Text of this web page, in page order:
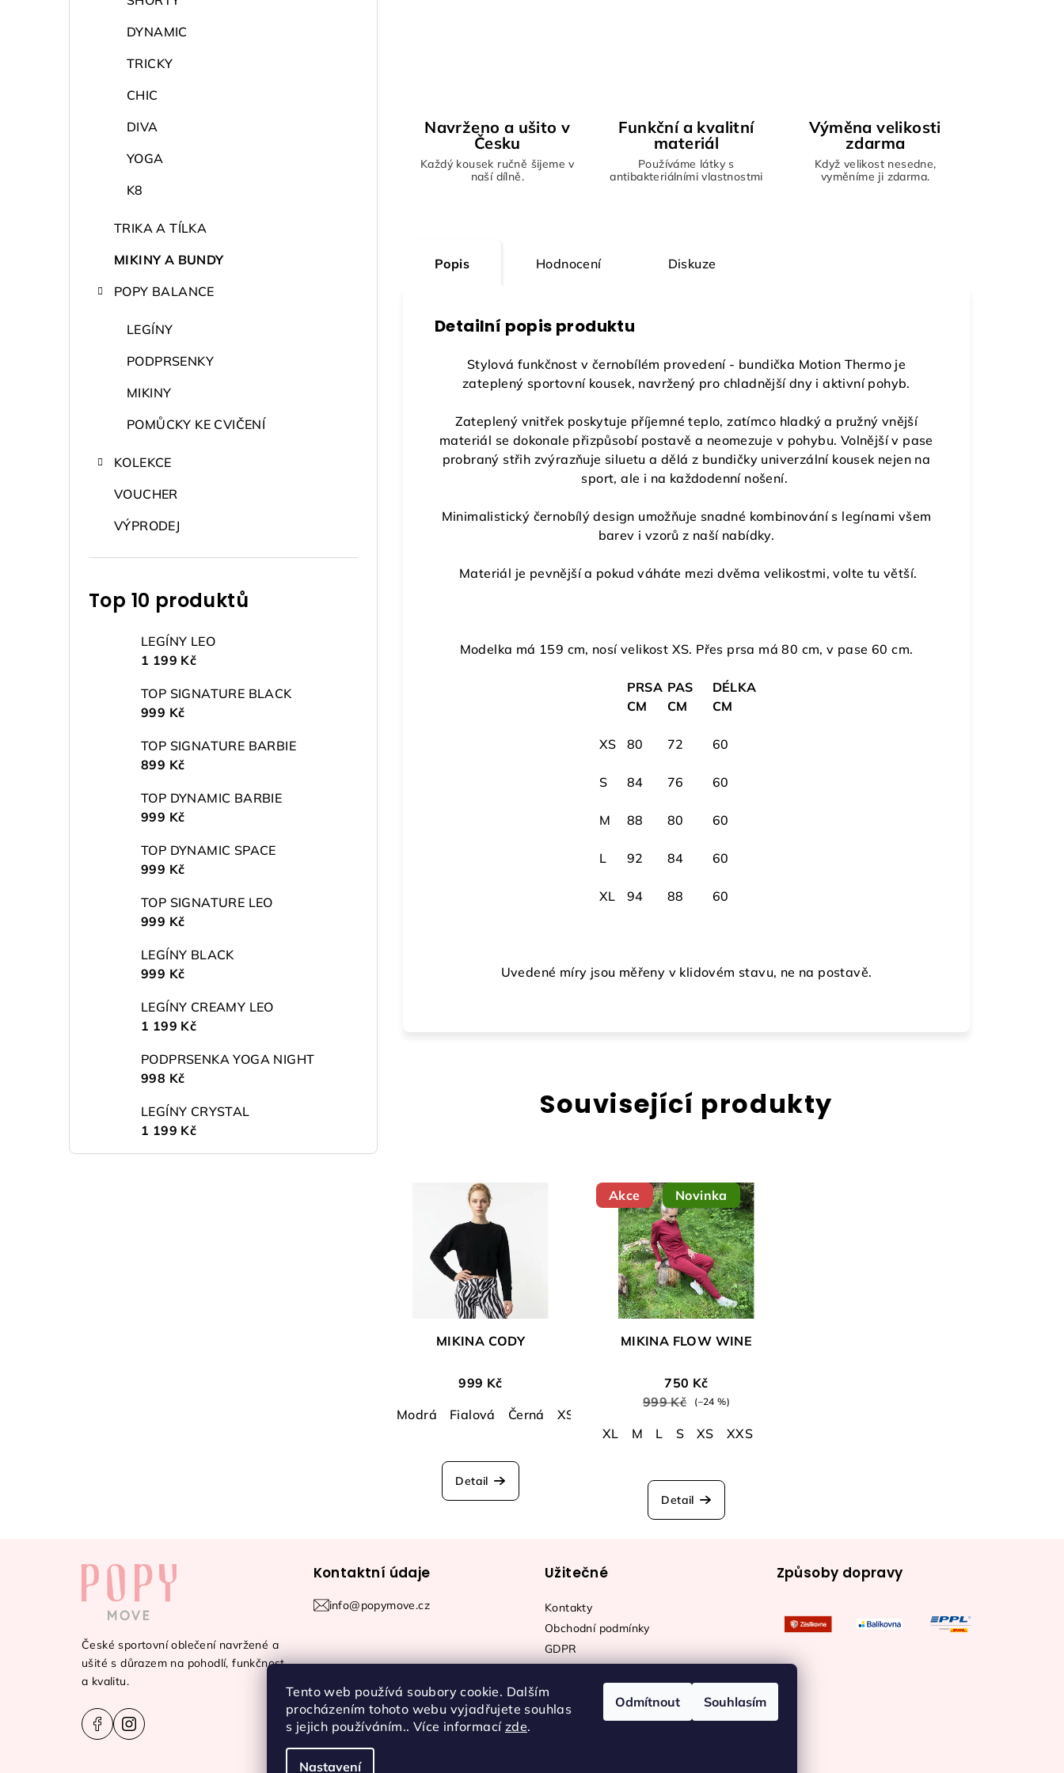
Tento web používá soubory cookie. Dalším
procházením tohoto webu vyjadřujete souhlas
s jejich používáním.. Více informací zde.
Nastavení
Odmítnout Souhlasím
DYNAMIC
TRICKY
CHIC
DIVA
YOGA
K8
TRIKA A TÍLKA
MIKINY A BUNDY
POPY BALANCE
LEGÍNY
PODPRSENKY
MIKINY
POMŮCKY KE CVIČENÍ
KOLEKCE
VOUCHER
VÝPRODEJ
Top 10 produktů
LEGÍNY LEO
1 199 Kč
TOP SIGNATURE BLACK
999 Kč
TOP SIGNATURE BARBIE
899 Kč
TOP DYNAMIC BARBIE
999 Kč
TOP DYNAMIC SPACE
999 Kč
TOP SIGNATURE LEO
999 Kč
LEGÍNY BLACK
999 Kč
LEGÍNY CREAMY LEO
1 199 Kč
PODPRSENKA YOGA NIGHT
998 Kč
LEGÍNY CRYSTAL
1 199 Kč
Navrženo a ušito v
Česku
Každý kousek ručně šijeme v
naší dílně.
Funkční a kvalitní
materiál
Používáme látky s
antibakteriálními vlastnostmi
Výměna velikosti
zdarma
Když velikost nesedne,
vyměníme ji zdarma.
Popis Hodnocení Diskuze
Detailní popis produktu
Stylová funkčnost v černobílém provedení - bundička Motion Thermoje
zateplený sportovní kousek, navržený pro chladnější dny i aktivní pohyb.
Zateplený vnitřek poskytuje příjemné teplo, zatímco hladký a pružný vnější
materiál se dokonale přizpůsobí postavě a neomezuje v pohybu. Volnější v pase
probraný střih zvýrazňuje siluetu a dělá z bundičky univerzální kousek nejen na
sport, ale i na každodenní nošení.
Minimalistický černobílý design umožňuje snadné kombinování s legínami všem
barev i vzorů z naší nabídky.
Materiál je pevnější a pokud váháte mezi dvěma velikostmi, volte tu větší.
Modelka má 159 cm, nosí velikost XS. Přes prsa má 80 cm, v pase 60 cm.
PRSA
CM
PAS
CM
DÉLKA
CM
XS 80 72 60
S 84 76 60
M 88 80 60
L 92 84 60
XL 94 88 60
Uvedené míry jsou měřeny v klidovém stavu, ne na postavě.
Související produkty
MIKINA CODY
999 Kč
Modrá
Fialová Černá XS/34
Detail
Akce Novinka
MIKINA FLOW WINE
750 Kč
999 Kč
(–24 %)
XL M L S XS XXS
Detail
České sportovní oblečení navržené a
ušité s důrazem na pohodlí, funkčnost
a kvalitu.
Kontaktní údaje
info@popymove.cz
Užitečné
Kontakty
Obchodní podmínky
GDPR
Způsoby dopravy